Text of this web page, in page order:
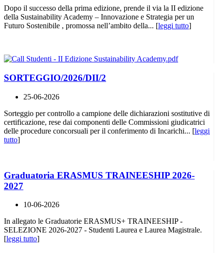
Dopo il successo della prima edizione, prende il via la II edizione
della Sustainability Academy – Innovazione e Strategia per un
Futuro Sostenibile , promossa nell’ambito della... [leggi tutto]
SORTEGGIO/2026/DII/2
25-06-2026
Sorteggio per controllo a campione delle dichiarazioni sostitutive di
certificazione, rese dai componenti delle Commissioni giudicatrici
delle procedure concorsuali per il conferimento di Incarichi... [leggi
tutto]
Graduatoria ERASMUS TRAINEESHIP 2026-
2027
10-06-2026
In allegato le Graduatorie ERASMUS+ TRAINEESHIP -
SELEZIONE 2026-2027 - Studenti Laurea e Laurea Magistrale.
[leggi tutto]